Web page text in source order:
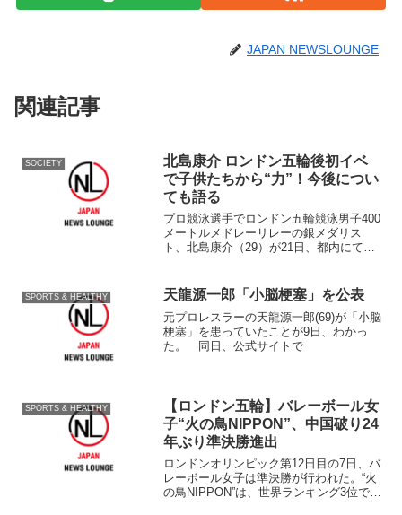
JAPAN NEWSLOUNGE
関連記事
SOCIETY
北島康介 ロンドン五輪後初イベ
で子供たちから“力”！今後につい
ても語る
プロ競泳選手でロンドン五輪競泳男子400
メートルメドレーリレーの銀メダリス
ト、北島康介（29）が21日、都内にて開
席した。 昨年に引き続き開催された同
イベント、『アク...
SPORTS & HEALTHY 天龍源一郎「小脳梗塞」を公表
元プロレスラーの天龍源一郎(69)が「小脳
梗塞」を患っていたことが9日、わかっ
た。 同日、公式サイトで
SPORTS & HEALTHY
【ロンドン五輪】バレーボール女
子“火の鳥NIPPON”、中国破り24
年ぶり準決勝進出
ロンドンオリンピック第12日目の7日、バ
レーボール女子は準決勝が行われた。“火
の鳥NIPPON”は、世界ランキング3位で、